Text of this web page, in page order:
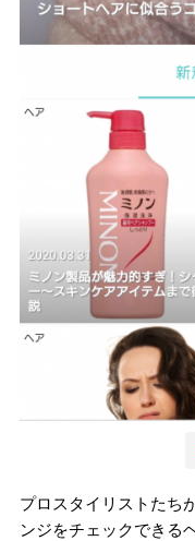
プロスタイリストたち
ンジをチェックできる